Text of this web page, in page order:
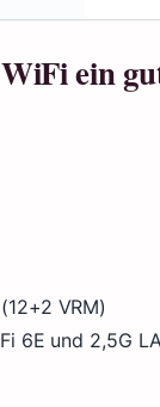
ein
VRM)
6E und 2,5G